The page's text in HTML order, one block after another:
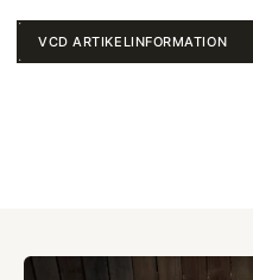
VCD ARTIKELINFORMATION